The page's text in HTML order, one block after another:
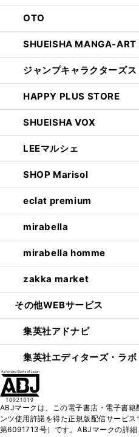
OTO
SHUEISHA MANGA-ART
ジャンプキャラクターズス
HAPPY PLUS STORE
SHUEISHA VOX
LEEマルシェ
SHOP Marisol
eclat premium
mirabella
mirabella homme
zakka market
その他WEBサービス
集英社アドナビ
集英社エディターズ・ラボ
ABJマークは、この電子書店・電子書
ンツ使用許諾を得た正規版配信サービ
第6091713号）です。ABJマークの詳